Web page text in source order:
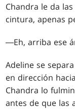
Chandra le da
cintura, apenas
―Eh, arriba ese
Adeline se
en dirección
Chandra lo
antes de que las